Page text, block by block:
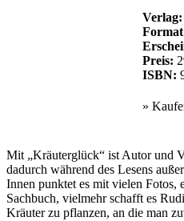
Verlag:
Preis:
ISBN:
»
Mit „Kräuterglück“ ist Autor und
dadurch während des Lesens
Innen punktet es mit vielen Fotos,
Sachbuch, vielmehr schafft es
Kräuter zu pflanzen, an die man